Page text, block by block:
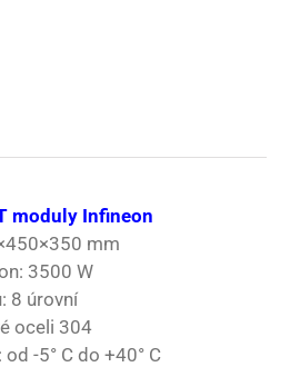
moduly Infineon
mm
3500 W
8 úrovní
oceli 304
-5° C do +40° C